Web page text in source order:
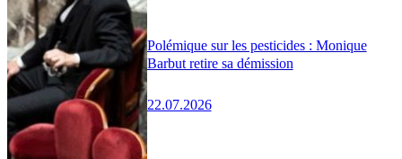
Polémique sur les pesticides : Monique
Barbut retire sa démission
22.07.2026